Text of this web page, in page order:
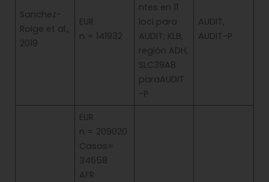
Sanchez-
Roige et al.,
2019
EUR
n = 141932
ntes en 11
loci para
AUDIT; KLB,
región ADH,
SLC39A8
paraAUDIT
-P
AUDIT,
AUDIT-P
EUR
n = 209020
Casos=
34658
AFR